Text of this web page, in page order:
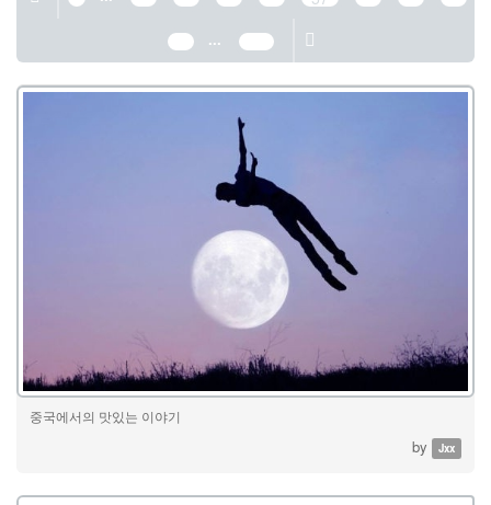
61
... 389
중국에서의 맛있는 이야기
by Jxx